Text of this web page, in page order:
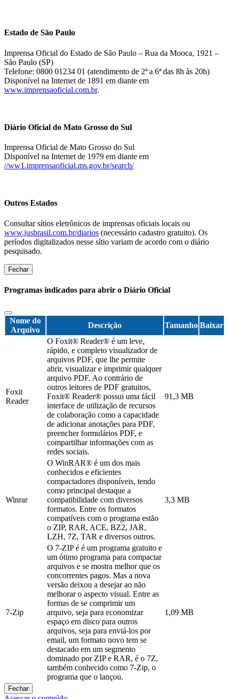
Estado de São Paulo
Imprensa Oficial do Estado de São Paulo – Rua da Mooca, 1921 –
São Paulo (SP)
Telefone: 0800 01234 01 (atendimento de 2ª a 6ª das 8h às 20h)
Disponível na Internet de 1891 em diante em
www.imprensaoficial.com.br.
Diário Oficial do Mato Grosso do Sul
Imprensa Oficial de Mato Grosso do Sul
Disponível na Internet de 1979 em diante em
//ww1.imprensaoficial.ms.gov.br/search/
Outros Estados
Consultar sítios eletrônicos de imprensas oficiais locais ou
www.jusbrasil.com.br/diarios (necessário cadastro gratuito). Os
períodos digitalizados nesse sítio variam de acordo com o diário
pesquisado.
Fechar
Programas indicados para abrir o Diário Oficial
Nome do
Arquivo
Descrição Tamanho Baixar
Foxit
Reader
O Foxit® Reader® é um leve,
rápido, e completo visualizador de
arquivos PDF, que lhe permite
abrir, visualizar e imprimir qualquer
arquivo PDF. Ao contrário de
outros leitores de PDF gratuitos,
Foxit® Reader® possui uma fácil
interface de utilização de recursos
de colaboração como a capacidade
de adicionar anotações para PDF,
preencher formulários PDF, e
compartilhar informações com as
redes sociais.
91,3 MB
Winrar
O WinRAR® é um dos mais
conhecidos e eficientes
compactadores disponíveis, tendo
como principal destaque a
compatibilidade com diversos
formatos. Entre os formatos
compatíveis com o programa estão
o ZIP, RAR, ACE, BZ2, JAR,
LZH, 7Z, TAR e diversos outros.
3,3 MB
7-Zip
O 7-ZIP é é um programa gratuito e
um ótimo programa para compactar
arquivos e se mostra melhor que os
concorrentes pagos. Mas a nova
versão deixou a desejar ao não
melhorar o aspecto visual. Entre as
formas de se comprimir um
arquivo, seja para economizar
espaço em disco para outros
arquivos, seja para enviá-los por
email, um formato novo tem se
destacado em um segmento
dominado por ZIP e RAR, é o 7Z,
também conhecido como 7-Zip, o
programa que o lançou.
1,09 MB
Fechar